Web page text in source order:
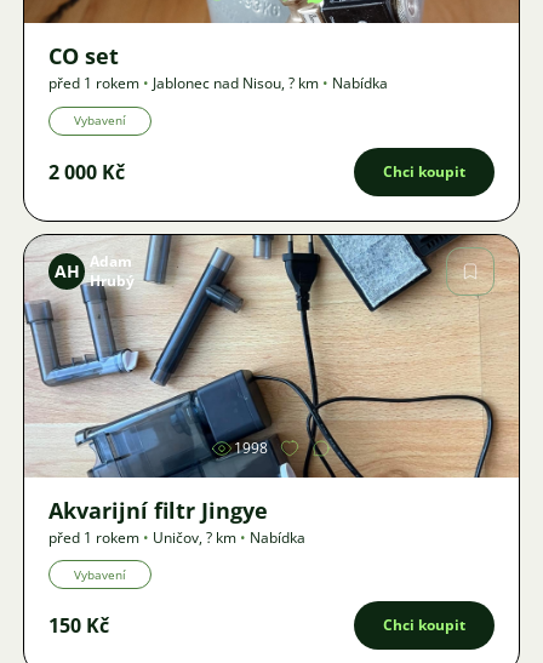
CO set
před 1 rokem • Jablonec nad Nisou,? km • Nabídka
Vybavení
2 000 Kč Chci koupit
Obrázek
AH Adam
Hrubý
1998
Akvarijní filtr Jingye
před 1 rokem • Uničov,? km • Nabídka
Vybavení
150 Kč Chci koupit